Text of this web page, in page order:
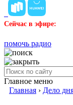
Сейчас в эфире:
помочь радио
Главное меню
Главная › Дело